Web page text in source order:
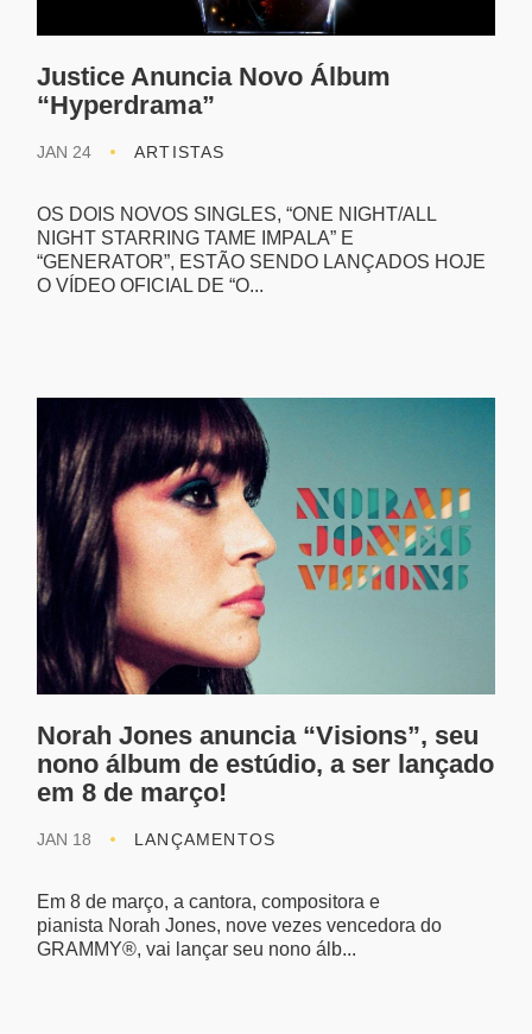
Justice Anuncia Novo Álbum
“Hyperdrama”
JAN 24 ARTISTAS
OS DOIS NOVOS SINGLES, “ONE NIGHT/ALL
NIGHT STARRING TAME IMPALA” E
“GENERATOR”, ESTÃO SENDO LANÇADOS HOJE
O VÍDEO OFICIAL DE “O...
Norah Jones anuncia “Visions”, seu
nono álbum de estúdio, a ser lançado
em 8 de março!
JAN 18 LANÇAMENTOS
Em 8 de março, a cantora, compositora e
pianista Norah Jones, nove vezes vencedora do
GRAMMY®, vai lançar seu nono álb...